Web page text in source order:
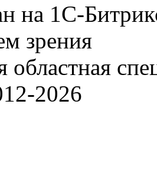
на 1С-
зрения
областная
2026